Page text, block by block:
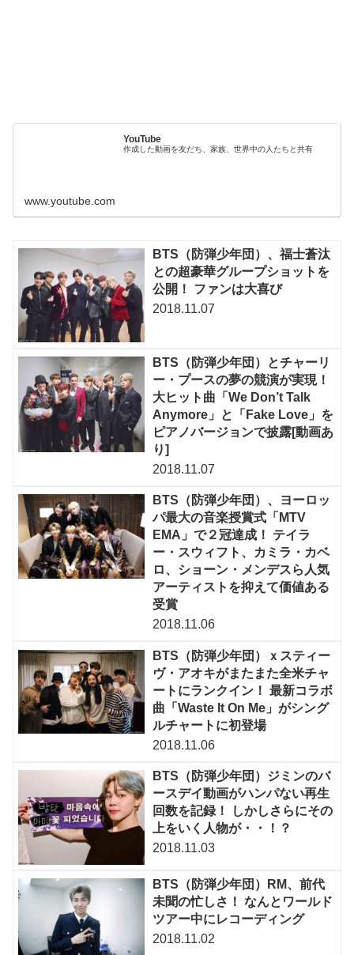
YouTube
作成した動画を友だち、家族、世界中の人たちと共有
www.youtube.com
BTS（防弾少年団）、福士蒼汰
との超豪華グループショットを
公開！ ファンは大喜び
2018.11.07
BTS（防弾少年団）とチャーリ
ー・プースの夢の競演が実現！
大ヒット曲「We Don’t Talk
Anymore」と「Fake Love」を
ピアノバージョンで披露[動画あ
り]
2018.11.07
BTS（防弾少年団）、ヨーロッ
パ最大の音楽授賞式「MTV
EMA」で２冠達成！ テイラ
ー・スウィフト、カミラ・カベ
ロ、ショーン・メンデスら人気
アーティストを抑えて価値ある
受賞
2018.11.06
BTS（防弾少年団）ｘスティー
ヴ・アオキがまたまた全米チャ
ートにランクイン！ 最新コラボ
曲「Waste It On Me」がシング
ルチャートに初登場
2018.11.06
BTS（防弾少年団）ジミンのバ
ースデイ動画がハンパない再生
回数を記録！ しかしさらにその
上をいく人物が・・！？
2018.11.03
BTS（防弾少年団）RM、前代
未聞の忙しさ！ なんとワールド
ツアー中にレコーディング
2018.11.02